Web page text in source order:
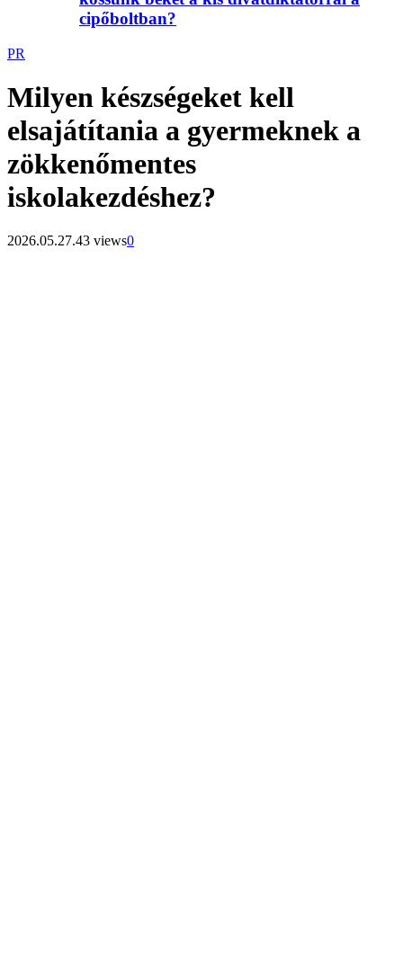
cipőboltban?
PR
Milyen készségeket kell
elsajátítania a gyermeknek a
zökkenőmentes
iskolakezdéshez?
2026.05.27.43 views0